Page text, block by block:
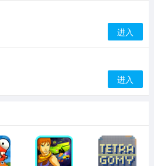
进入
进入